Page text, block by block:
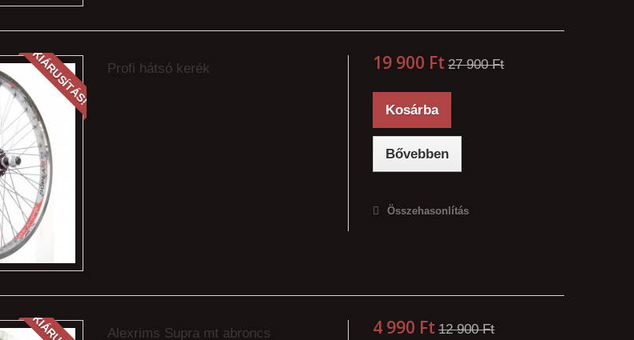
KIÁRUSÍTÁS! Profi hátsó kerék 19 900 Ft‎ 27 900 Ft‎
Kosárba
Bővebben
Összehasonlítás
Alexrims Supra mt abroncs 4 990 Ft‎ 12 900 Ft‎